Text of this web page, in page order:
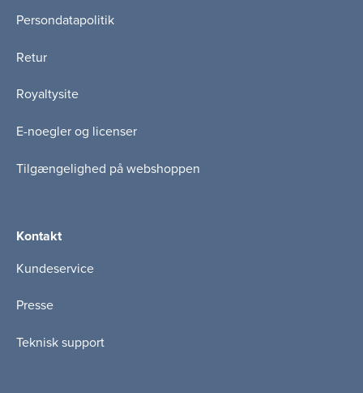
Persondatapolitik
Retur
Royaltysite
E-noegler og licenser
Tilgængelighed på webshoppen
Kontakt
Kundeservice
Presse
Teknisk support